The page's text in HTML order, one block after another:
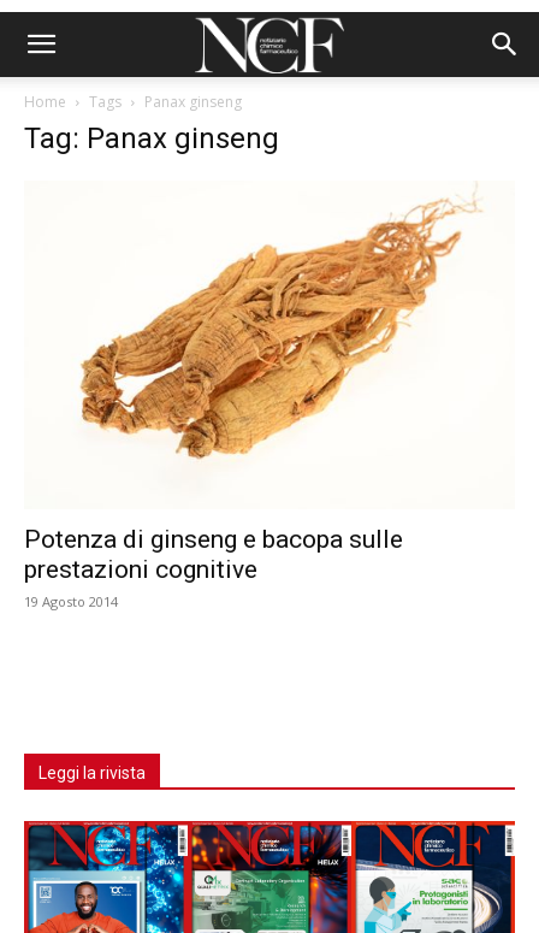
Home Tags Panax ginseng
Tag: Panax ginseng
Potenza di ginseng e bacopa sulle
prestazioni cognitive
19 Agosto 2014
Leggi la rivista